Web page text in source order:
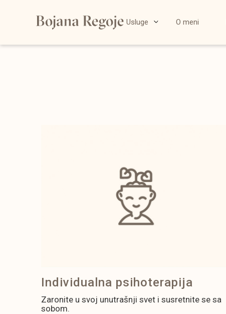
Usluge O meni
Individualna psihoterapija
Zaronite u svoj unutrašnji svet i susretnite se sa
sobom.